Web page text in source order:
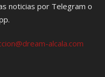
noticias por Telegram o
alcala.com